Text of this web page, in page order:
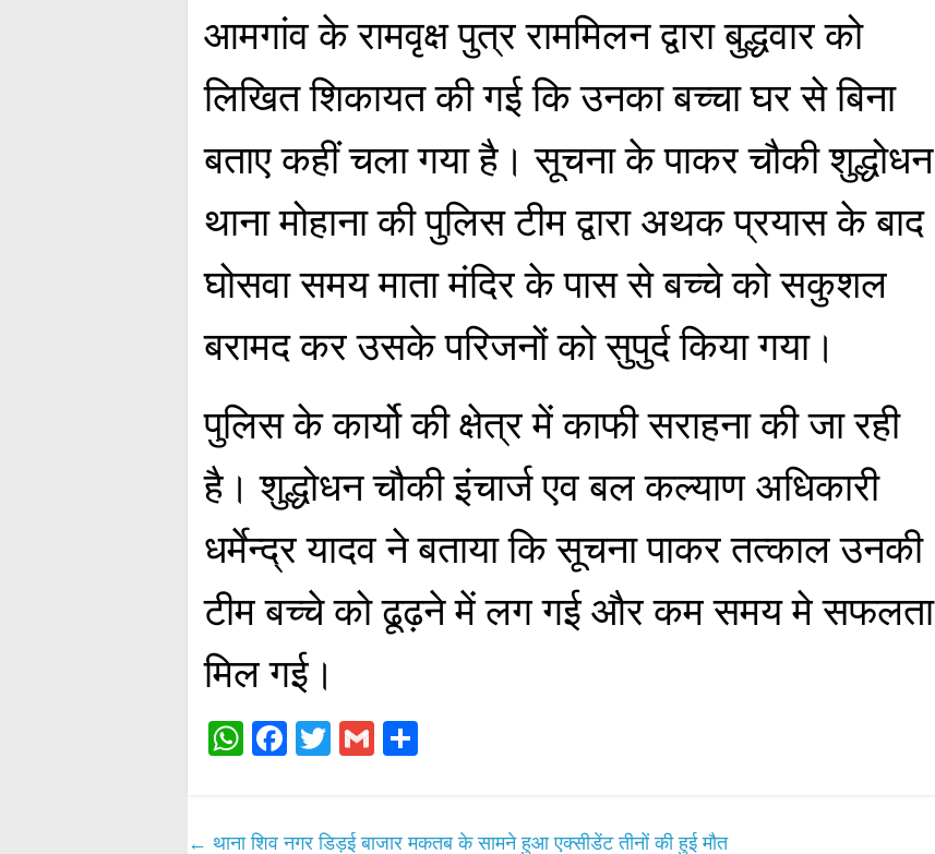
आमगांव के रामवृक्ष पुत्र राममिलन द्वारा बुद्धवार को
लिखित शिकायत की गई कि उनका बच्चा घर से बिना
बताए कहीं चला गया है। सूचना के पाकर चौकी शुद्धोधन
थाना मोहाना की पुलिस टीम द्वारा अथक प्रयास के बाद
घोसवा समय माता मंदिर के पास से बच्चे को सकुशल
बरामद कर उसके परिजनों को सुपुर्द किया गया।
पुलिस के कार्यो की क्षेत्र में काफी सराहना की जा रही
है। शुद्धोधन चौकी इंचार्ज एव बल कल्याण अधिकारी
धर्मेन्द्र यादव ने बताया कि सूचना पाकर तत्काल उनकी
टीम बच्चे को ढूढ़ने में लग गई और कम समय मे सफलता
मिल गई।
W
A
Fa
ok
T
r
G
← थाना शिव नगर डिड़ई बाजार मकतब के सामने हुआ एक्सीडेंट तीनों की हुई मौत